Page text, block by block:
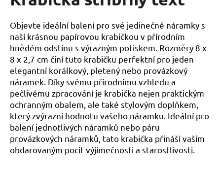
5
hvězdiček.
Objevte ideální balení pro své jedinečné náramky s
naší krásnou papírovou krabičkou v přírodním
hnědém odstínu s výrazným potiskem. Rozměry 8 x
8 x 2,7 cm činí tuto krabičku perfektní pro jeden
elegantní korálkový, pletený nebo provázkový
náramek. Díky svému přírodnímu vzhledu a
pečlivému zpracování je krabička nejen praktickým
ochranným obalem, ale také stylovým doplňkem,
který zvýrazní hodnotu vašeho náramku. Ideální pro
balení jednotlivých náramků nebo páru
provázkových náramků, tato krabička přináší vašim
obdarovaným pocit výjimečnosti a starostlivosti.
j
í
t
?
HLEDAT
D